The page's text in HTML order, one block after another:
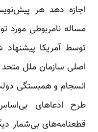
اجازه دهد هر
مساله نامربوطی مورد
توسط آمریکا پیشنهاد
اصلی سازمان ملل متحد
انسجام و همبستگی
طرح ادعاهای
قطعنامه‌های بی‌شمار